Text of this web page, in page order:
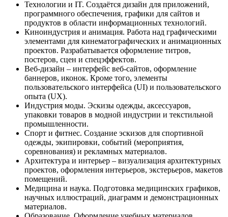
Технологии и IT. Создаётся дизайн для приложений,
программного обеспечения, графики для сайтов и
продуктов в области информационных технологий.
Киноиндустрия и анимация. Работа над графическими
элементами для кинематографических и анимационных
проектов. Разрабатывается оформление титров,
постеров, сцен и спецэффектов.
Веб-дизайн – интерфейс веб-сайтов, оформление
баннеров, иконок. Кроме того, элементы
пользовательского интерфейса (UI) и пользовательского
опыта (UX).
Индустрия моды. Эскизы одежды, аксессуаров,
упаковки товаров в модной индустрии и текстильной
промышленности.
Спорт и фитнес. Создание эскизов для спортивной
одежды, экипировки, событий (мероприятия,
соревнования) и рекламных материалов.
Архитектура и интерьер – визуализация архитектурных
проектов, оформления интерьеров, экстерьеров, макетов
помещений.
Медицина и наука. Подготовка медицинских графиков,
научных иллюстраций, диаграмм и демонстрационных
материалов.